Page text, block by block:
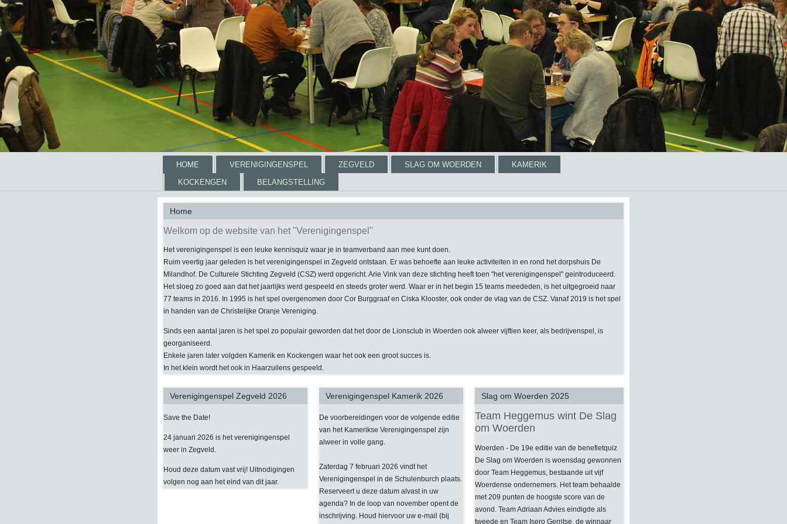
HOME VERENIGINGENSPEL ZEGVELD SLAG OM WOERDEN
KAMERIK
KOCKENGEN
BELANGSTELLING
Home
Welkom op de website van het "Verenigingenspel"
Het verenigingenspel is een leuke kennisquiz waar je in teamverband aan mee kunt doen.
Ruim veertig jaar geleden is het verenigingenspel in Zegveld ontstaan. Er was behoefte aan leuke activiteiten in en rond het dorpshuis De
Milandhof. De Culturele Stichting Zegveld (CSZ) werd opgericht. Arie Vink van deze stichting heeft toen "het verenigingenspel" geintroduceerd.
Het sloeg zo goed aan dat het jaarlijks werd gespeeld en steeds groter werd. Waar er in het begin 15 teams meededen, is het uitgegroeid naar
77 teams in 2016. In 1995 is het spel overgenomen door Cor Burggraaf en Ciska Klooster, ook onder de vlag van de CSZ. Vanaf 2019 is het spel
in handen van de Christelijke Oranje Vereniging.
Sinds een aantal jaren is het spel zo populair geworden dat het door de Lionsclub in Woerden ook alweer vijftien keer, als bedrijvenspel, is
georganiseerd.
Enkele jaren later volgden Kamerik en Kockengen waar het ook een groot succes is.
In het klein wordt het ook in Haarzuilens gespeeld.
Verenigingenspel Zegveld 2026
Save the Date!
24 januari 2026 is het verenigingenspel
weer in Zegveld.
Houd deze datum vast vrij! Uitnodigingen
volgen nog aan het eind van dit jaar.
Verenigingenspel Kamerik 2026
De voorbereidingen voor de volgende editie
van het Kamerikse Verenigingenspel zijn
alweer in volle gang.
Zaterdag 7 februari 2026 vindt het
Verenigingenspel in de Schulenburch plaats.
Reserveert u deze datum alvast in uw
agenda? In de loop van november opent de
inschrijving. Houd hiervoor uw e-mail (bij
Slag om Woerden 2025
Team Heggemus wint De Slag
om Woerden
Woerden - De 19e editie van de benefietquiz
De Slag om Woerden is woensdag gewonnen
door Team Heggemus, bestaande uit vijf
Woerdense ondernemers. Het team behaalde
met 209 punten de hoogste score van de
avond. Team Adriaan Advies eindigde als
tweede en Team Isero Gerritse, de winnaar